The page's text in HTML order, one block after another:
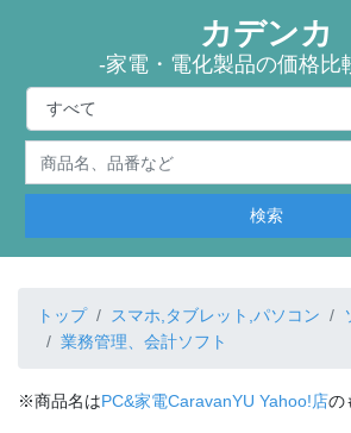
カデンカ
-家電・電化製品の価格比
検索
トップ スマホ,タブレット,パソコン
業務管理、会計ソフト
※商品名はPC&家電CaravanYU Yahoo!店の